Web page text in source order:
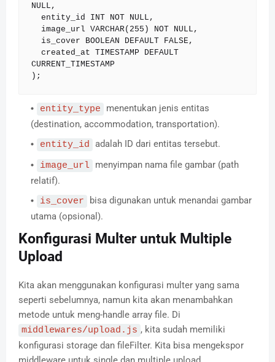
NULL,
CURRENT_TIMESTAMP
);
entity_type
menentukan jenis entitas
(destination, accommodation, transportation).
entity_id adalah ID dari entitas tersebut.
image_url menyimpan nama file gambar (path
relatif).
is_cover
bisa digunakan untuk menandai gambar
utama (opsional).
Konfigurasi Multer untuk Multiple
Upload
Kita akan menggunakan konfigurasi multer yang sama
seperti sebelumnya, namun kita akan menambahkan
metode untuk meng-handle array file. Di
middlewares/upload.js , kita sudah memiliki
konfigurasi storage dan fileFilter. Kita bisa mengekspor